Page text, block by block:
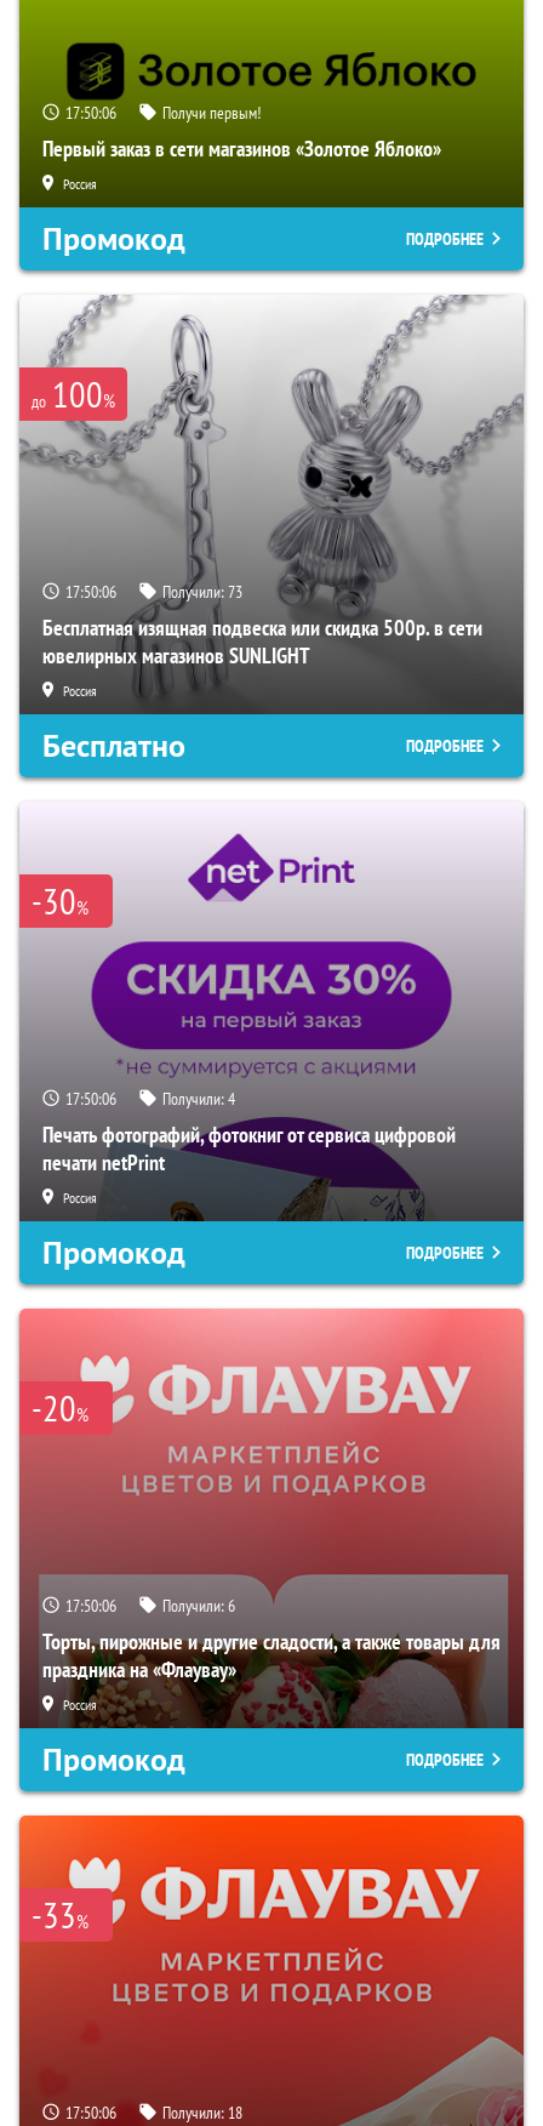
17:50:06 Получи первым!
Первый заказ в сети магазинов «Золотое Яблоко»
Россия
Промокод ПОДРОБНЕЕ
до 100%
17:50:06 Получили:73
Бесплатная изящная подвеска или скидка 500р. в сети
ювелирных магазинов SUNLIGHT
Россия
Бесплатно ПОДРОБНЕЕ
-30%
17:50:06 Получили:4
Печать фотографий, фотокниг от сервиса цифровой
печати netPrint
Россия
Промокод ПОДРОБНЕЕ
-20%
17:50:06 Получили:6
Торты, пирожные и другие сладости, а также товары для
праздника на «Флаувау»
Россия
Промокод ПОДРОБНЕЕ
-33%
17:50:06 Получили: 18